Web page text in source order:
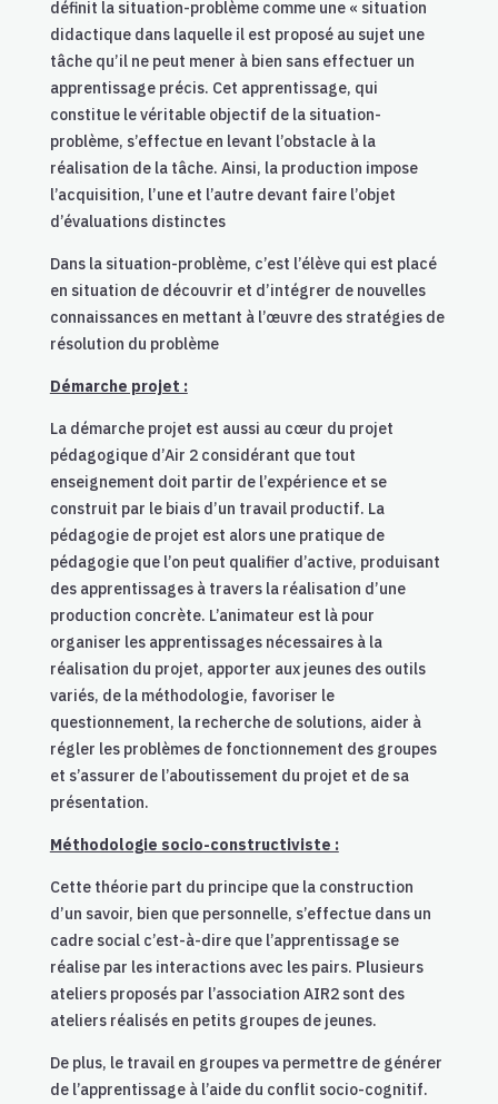
définit la situation-problème comme une « situation
didactique dans laquelle il est proposé au sujet une
tâche qu’il ne peut mener à bien sans effectuer un
apprentissage précis. Cet apprentissage, qui
constitue le véritable objectif de la situation-
problème, s’effectue en levant l’obstacle à la
réalisation de la tâche. Ainsi, la production impose
l’acquisition, l’une et l’autre devant faire l’objet
d’évaluations distinctes
Dans la situation-problème, c’est l’élève qui est placé
en situation de découvrir et d’intégrer de nouvelles
connaissances en mettant à l’œuvre des stratégies de
résolution du problème
Démarche projet :
La démarche projet est aussi au cœur du projet
pédagogique d’Air 2 considérant que tout
enseignement doit partir de l’expérience et se
construit par le biais d’un travail productif. La
pédagogie de projet est alors une pratique de
pédagogie que l’on peut qualifier d’active, produisant
des apprentissages à travers la réalisation d’une
production concrète. L’animateur est là pour
organiser les apprentissages nécessaires à la
réalisation du projet, apporter aux jeunes des outils
variés, de la méthodologie, favoriser le
questionnement, la recherche de solutions, aider à
régler les problèmes de fonctionnement des groupes
et s’assurer de l’aboutissement du projet et de sa
présentation.
Méthodologie socio-constructiviste :
Cette théorie part du principe que la construction
d’un savoir, bien que personnelle, s’effectue dans un
cadre social c’est-à-dire que l’apprentissage se
réalise par les interactions avec les pairs. Plusieurs
ateliers proposés par l’association AIR2 sont des
ateliers réalisés en petits groupes de jeunes.
De plus, le travail en groupes va permettre de générer
de l’apprentissage à l’aide du conflit socio-cognitif.